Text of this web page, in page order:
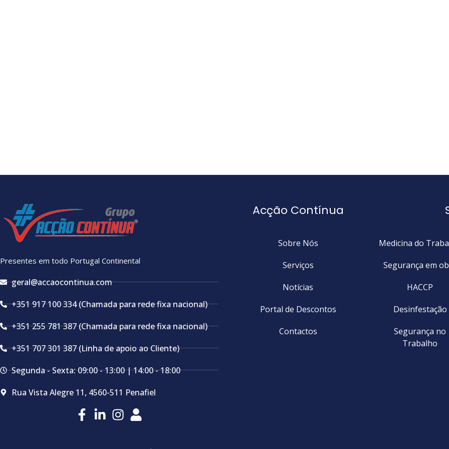
Presentes em todo Portugal Continental
geral@accaocontinua.com
+351 917 100 334 (Chamada para rede fixa nacional)
+351 255 781 387 (Chamada para rede fixa nacional)
+351 707 301 387 (Linha de apoio ao Cliente)
Segunda - Sexta: 09:00 - 13:00 | 14:00 - 18:00
Rua Vista Alegre 11, 4560-511 Penafiel
Acção Contínua
Sobre Nós
Serviços
Notícias
Portal de Descontos
Contactos
Medicina do
Segurança em
HACCP
Desinfestação
Segurança no
Trabalho